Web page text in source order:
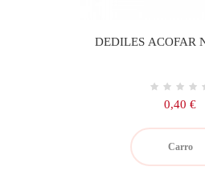
DEDILES ACOFAR
Precio
0,40 €
Carro